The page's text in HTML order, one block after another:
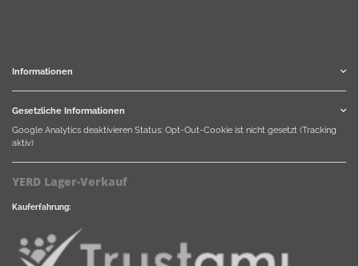
Informationen
Gesetzliche Informationen
Google Analytics deaktivieren Status: Opt-Out-Cookie ist nicht gesetzt (Tracking
aktiv)
YERD Lager-Verkauf
Kauferfahrung: